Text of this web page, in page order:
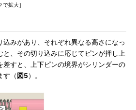
拡大］
みがあり、それぞれ異なる高さになっ
と、その切り込みに応じてピンが押し上
差すと、上下ピンの境界がシリンダーの
す（ 図5）。